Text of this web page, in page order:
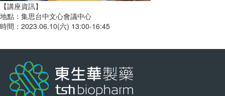
【講座資訊】
地點：集思台中文心會議中心
時間：2023.06.10(六) 13:00-16:45